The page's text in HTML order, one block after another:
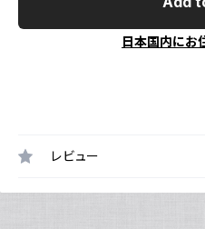
日本国内にお
レビュー